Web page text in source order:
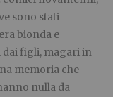
sono stati
bionda e
dai figli, magari in
memoria che
nulla da